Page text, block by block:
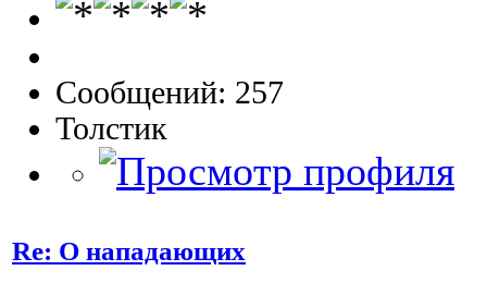
Сообщений: 257
Толстик
Re: О нападающих